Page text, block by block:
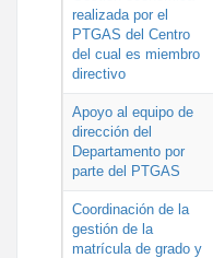
realizada por el
PTGAS del Centro
del cual es miembro
directivo
Apoyo al equipo de
dirección del
Departamento por
parte del PTGAS
Coordinación de la
gestión de la
matrícula de grado y